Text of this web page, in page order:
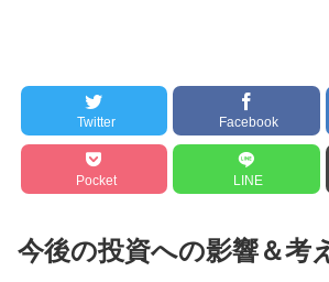
Twitter Facebook
Pocket LINE
今後の投資への影響＆考